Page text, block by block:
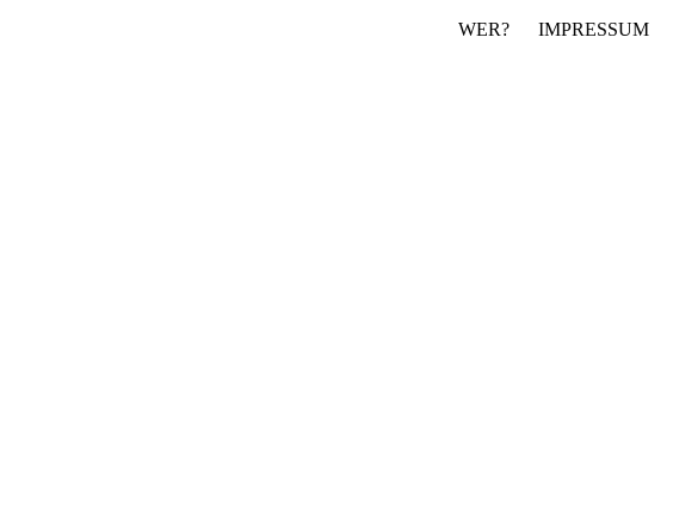
WER? IMPRESSUM